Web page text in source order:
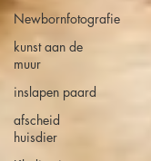
Newbornfotografie
kunst aan de
muur
inslapen paard
afscheid
huisdier